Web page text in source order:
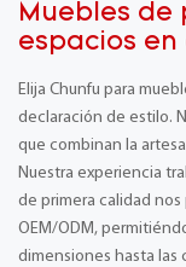
Muebles
espacios
Elija Chunfu para
declaración de estilo.
que combinan la
Nuestra experiencia
de primera calidad
OEM/ODM,
dimensiones hasta las